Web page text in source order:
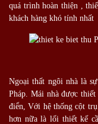
quá trình hoàn thiện ,
khách hàng khó tính nhất
Ngoại thất ngôi nhà là
Pháp. Mái nhà được
điển, Với hệ thống cột
hơn nữa là lối thiết kế